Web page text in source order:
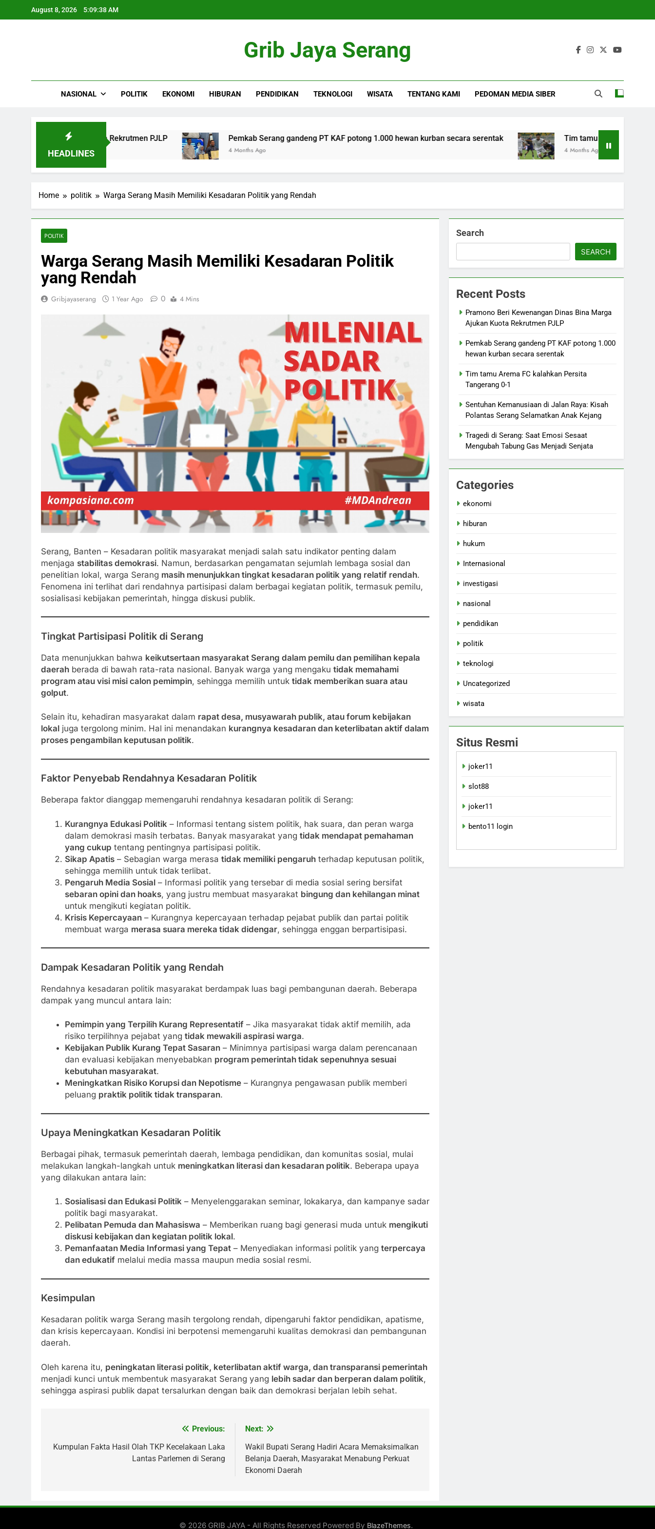
August 8, 2026 5:09:39 AM
Grib Jaya Serang
NASIONAL POLITIK EKONOMI HIBURAN PENDIDIKAN TEKNOLOGI WISATA TENTANG KAMI PEDOMAN MEDIA SIBER
HEADLINES
Ajukan Kuota Rekrutmen PJLP Pemkab Serang gandeng PT KAF potong 1.000 hewan kurban secara serentak
4 Months Ago
Tim tamu Arema FC kalahkan
4 Months Ago
Home politik Warga Serang Masih Memiliki Kesadaran Politik yang Rendah
POLITIK
Warga Serang Masih Memiliki Kesadaran Politik
yang Rendah
Gribjayaserang 1 Year Ago 0 4 Mins
Serang, Banten – Kesadaran politik masyarakat menjadi salah satu indikator penting dalam
menjaga stabilitas demokrasi. Namun, berdasarkan pengamatan sejumlah lembaga sosial dan
penelitian lokal, warga Serang masih menunjukkan tingkat kesadaran politik yang relatif rendah.
Fenomena ini terlihat dari rendahnya partisipasi dalam berbagai kegiatan politik, termasuk pemilu,
sosialisasi kebijakan pemerintah, hingga diskusi publik.
Tingkat Partisipasi Politik di Serang
Data menunjukkan bahwa keikutsertaan masyarakat Serang dalam pemilu dan pemilihan kepala
daerah berada di bawah rata-rata nasional. Banyak warga yang mengaku tidak memahami
program atau visi misi calon pemimpin, sehingga memilih untuk tidak memberikan suara atau
golput.
Selain itu, kehadiran masyarakat dalam rapat desa, musyawarah publik, atau forum kebijakan
lokal juga tergolong minim. Hal ini menandakan kurangnya kesadaran dan keterlibatan aktif dalam
proses pengambilan keputusan politik.
Faktor Penyebab Rendahnya Kesadaran Politik
Beberapa faktor dianggap memengaruhi rendahnya kesadaran politik di Serang:
Kurangnya Edukasi Politik – Informasi tentang sistem politik, hak suara, dan peran warga
dalam demokrasi masih terbatas. Banyak masyarakat yang tidak mendapat pemahaman
yang cukup tentang pentingnya partisipasi politik.
Sikap Apatis– Sebagian warga merasa tidak memiliki pengaruhterhadap keputusan politik,
sehingga memilih untuk tidak terlibat.
Pengaruh Media Sosial– Informasi politik yang tersebar di media sosial sering bersifat
sebaran opini dan hoaks, yang justru membuat masyarakat bingung dan kehilangan minat
untuk mengikuti kegiatan politik.
Krisis Kepercayaan– Kurangnya kepercayaan terhadap pejabat publik dan partai politik
membuat warga merasa suara mereka tidak didengar, sehingga enggan berpartisipasi.
Dampak Kesadaran Politik yang Rendah
Rendahnya kesadaran politik masyarakat berdampak luas bagi pembangunan daerah. Beberapa
dampak yang muncul antara lain:
Pemimpin yang Terpilih Kurang Representatif– Jika masyarakat tidak aktif memilih, ada
risiko terpilihnya pejabat yang tidak mewakili aspirasi warga.
Kebijakan Publik Kurang Tepat Sasaran– Minimnya partisipasi warga dalam perencanaan
dan evaluasi kebijakan menyebabkan program pemerintah tidak sepenuhnya sesuai
kebutuhan masyarakat.
Meningkatkan Risiko Korupsi dan Nepotisme– Kurangnya pengawasan publik memberi
peluang praktik politik tidak transparan.
Upaya Meningkatkan Kesadaran Politik
Berbagai pihak, termasuk pemerintah daerah, lembaga pendidikan, dan komunitas sosial, mulai
melakukan langkah-langkah untuk meningkatkan literasi dan kesadaran politik. Beberapa upaya
yang dilakukan antara lain:
Sosialisasi dan Edukasi Politik– Menyelenggarakan seminar, lokakarya, dan kampanye sadar
politik bagi masyarakat.
Pelibatan Pemuda dan Mahasiswa – Memberikan ruang bagi generasi muda untuk mengikuti
diskusi kebijakan dan kegiatan politik lokal.
Pemanfaatan Media Informasi yang Tepat– Menyediakan informasi politik yang terpercaya
dan edukatifmelalui media massa maupun media sosial resmi.
Kesimpulan
Kesadaran politik warga Serang masih tergolong rendah, dipengaruhi faktor pendidikan, apatisme,
dan krisis kepercayaan. Kondisi ini berpotensi memengaruhi kualitas demokrasi dan pembangunan
daerah.
Oleh karena itu, peningkatan literasi politik, keterlibatan aktif warga, dan transparansi pemerintah
menjadi kunci untuk membentuk masyarakat Serang yang lebih sadar dan berperan dalam politik,
sehingga aspirasi publik dapat tersalurkan dengan baik dan demokrasi berjalan lebih sehat.
navigation
Previous:
Kumpulan Fakta Hasil Olah TKP Kecelakaan Laka
Lantas Parlemen di Serang
Next:
Wakil Bupati Serang Hadiri Acara Memaksimalkan
Belanja Daerah, Masyarakat Menabung Perkuat
Ekonomi Daerah
Search
SEARCH
Recent Posts
Pramono Beri Kewenangan Dinas Bina Marga
Ajukan Kuota Rekrutmen PJLP
Pemkab Serang gandeng PT KAF potong 1.000
hewan kurban secara serentak
Tim tamu Arema FC kalahkan Persita
Tangerang 0-1
Sentuhan Kemanusiaan di Jalan Raya: Kisah
Polantas Serang Selamatkan Anak Kejang
Tragedi di Serang: Saat Emosi Sesaat
Mengubah Tabung Gas Menjadi Senjata
Categories
ekonomi
hiburan
hukum
Internasional
investigasi
nasional
pendidikan
politik
teknologi
Uncategorized
wisata
Situs Resmi
joker11
slot88
joker11
bento11 login
© 2026 GRIB JAYA - All Rights Reserved Powered By BlazeThemes.